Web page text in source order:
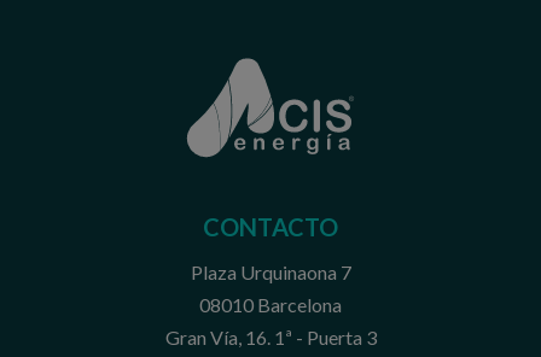
CONTACTO
Plaza Urquinaona 7
08010 Barcelona
Gran Vía, 16. 1ª - Puerta 3